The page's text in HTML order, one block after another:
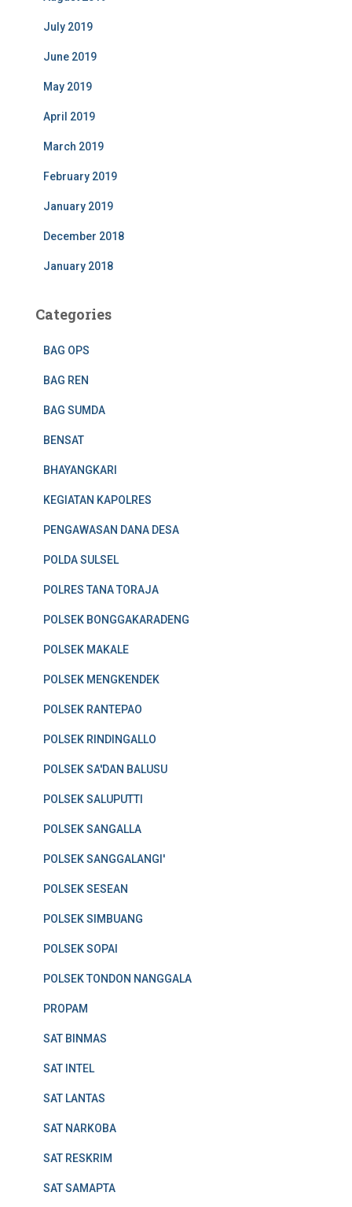
July 2019
June 2019
May 2019
April 2019
March 2019
February 2019
January 2019
December 2018
January 2018
Categories
BAG OPS
BAG REN
BAG SUMDA
BENSAT
BHAYANGKARI
KEGIATAN KAPOLRES
PENGAWASAN DANA DESA
POLDA SULSEL
POLRES TANA TORAJA
POLSEK BONGGAKARADENG
POLSEK MAKALE
POLSEK MENGKENDEK
POLSEK RANTEPAO
POLSEK RINDINGALLO
POLSEK SA'DAN BALUSU
POLSEK SALUPUTTI
POLSEK SANGALLA
POLSEK SANGGALANGI'
POLSEK SESEAN
POLSEK SIMBUANG
POLSEK SOPAI
POLSEK TONDON NANGGALA
PROPAM
SAT BINMAS
SAT INTEL
SAT LANTAS
SAT NARKOBA
SAT RESKRIM
SAT SAMAPTA